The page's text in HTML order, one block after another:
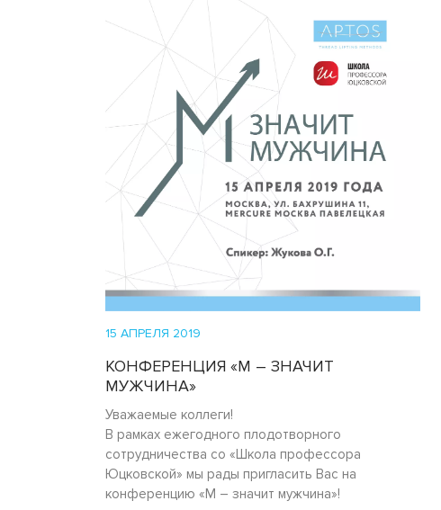
15 АПРЕЛЯ 2019
КОНФЕРЕНЦИЯ «М – ЗНАЧИТ
МУЖЧИНА»
Уважаемые коллеги!
В рамках ежегодного плодотворного
сотрудничества со «Школа профессора
Юцковской» мы рады пригласить Вас на
конференцию «М – значит мужчина»!